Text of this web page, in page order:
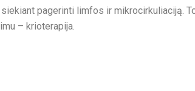
pagerinti limfos ir mikrocirkuliaciją.
– krioterapija.